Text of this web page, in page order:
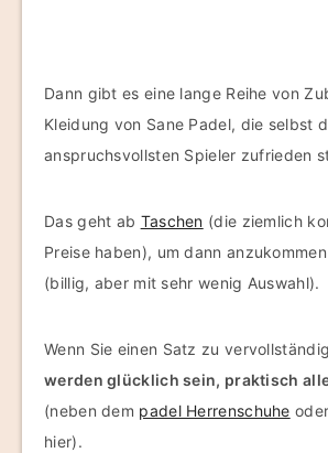
Dann gibt es eine lange Reihe von
Kleidung von Sane Padel, die selbst
anspruchsvollsten Spieler zufrieden
Das geht ab Taschen (die ziemlich
Preise haben), um dann anzukommen
(billig, aber mit sehr wenig Auswahl).
Wenn Sie einen Satz zu
werden glücklich sein, praktisch
(neben dem padel Herrenschuhe oder
hier).